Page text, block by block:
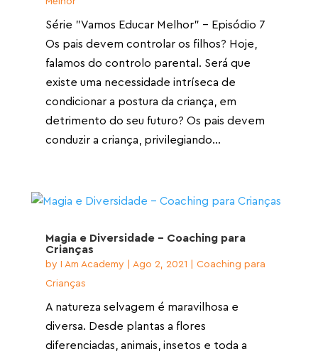
Série "Vamos Educar Melhor" - Episódio 7
Os pais devem controlar os filhos? Hoje,
falamos do controlo parental. Será que
existe uma necessidade intríseca de
condicionar a postura da criança, em
detrimento do seu futuro? Os pais devem
conduzir a criança, privilegiando...
Magia e Diversidade – Coaching para
Crianças
by I Am Academy Ago 2, 2021
Coaching para
Crianças
A natureza selvagem é maravilhosa e
diversa. Desde plantas a flores
diferenciadas, animais, insetos e toda a